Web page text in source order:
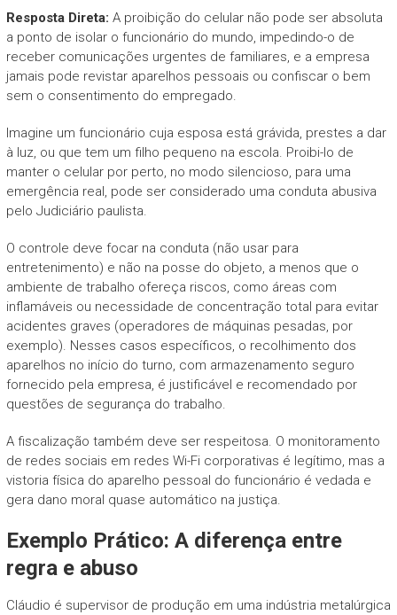
Resposta Direta: A proibição do celular não pode ser absoluta
a ponto de isolar o funcionário do mundo, impedindo-o de
receber comunicações urgentes de familiares, e a empresa
jamais pode revistar aparelhos pessoais ou confiscar o bem
sem o consentimento do empregado.
Imagine um funcionário cuja esposa está grávida, prestes a dar
à luz, ou que tem um filho pequeno na escola. Proibi-lo de
manter o celular por perto, no modo silencioso, para uma
emergência real, pode ser considerado uma conduta abusiva
pelo Judiciário paulista.
O controle deve focar na conduta (não usar para
entretenimento) e não na posse do objeto, a menos que o
ambiente de trabalho ofereça riscos, como áreas com
inflamáveis ou necessidade de concentração total para evitar
acidentes graves (operadores de máquinas pesadas, por
exemplo). Nesses casos específicos, o recolhimento dos
aparelhos no início do turno, com armazenamento seguro
fornecido pela empresa, é justificável e recomendado por
questões de segurança do trabalho.
A fiscalização também deve ser respeitosa. O monitoramento
de redes sociais em redes Wi-Fi corporativas é legítimo, mas a
vistoria física do aparelho pessoal do funcionário é vedada e
gera dano moral quase automático na justiça.
Exemplo Prático: A diferença entre
regra e abuso
Cláudio é supervisor de produção em uma indústria metalúrgica